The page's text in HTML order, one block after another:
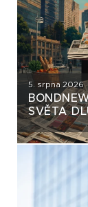
5. srpna 2026
SVĚTA